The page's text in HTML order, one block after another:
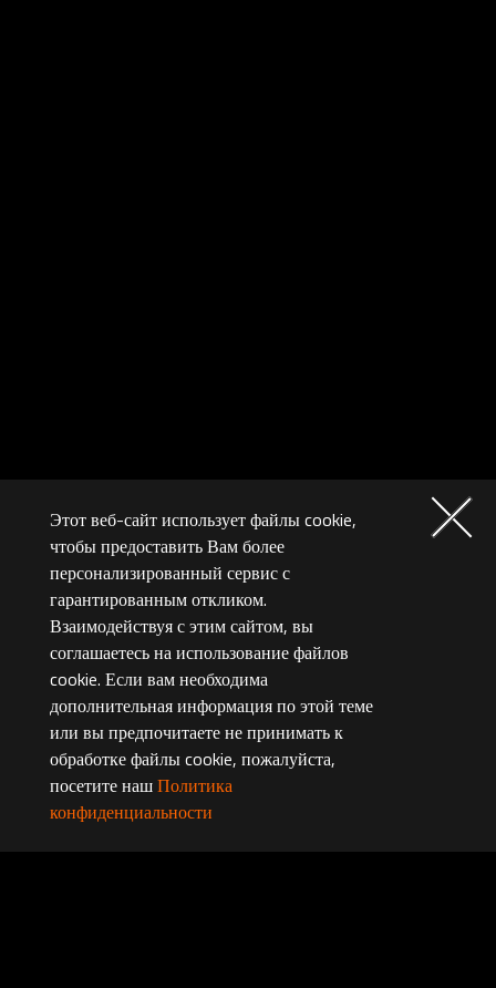
Этот веб-сайт использует файлы cookie,
чтобы предоставить Вам более
персонализированный сервис с
гарантированным откликом.
Взаимодействуя с этим сайтом, вы
соглашаетесь на использование файлов
cookie. Если вам необходима
дополнительная информация по этой теме
или вы предпочитаете не принимать к
обработке файлы cookie, пожалуйста,
посетите нашПолитика
конфиденциальности